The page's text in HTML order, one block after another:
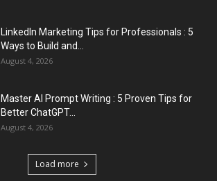
LinkedIn Marketing Tips for Professionals : 5
Ways to Build and...
August 4, 2026
Master AI Prompt Writing : 5 Proven Tips for
Better ChatGPT...
August 4, 2026
Load more